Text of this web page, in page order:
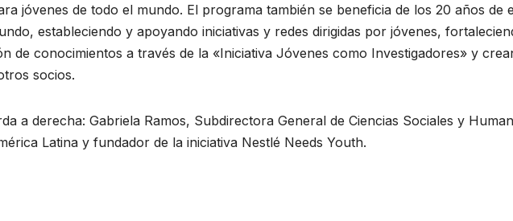
jóvenes de todo el mundo. El programa también se beneficia de los 20 años de
estableciendo y apoyando iniciativas y redes dirigidas por jóvenes,
de conocimientos a través de la «Iniciativa Jóvenes como Investigadores» y
socios.
a derecha: Gabriela Ramos, Subdirectora General de Ciencias Sociales y
Latina y fundador de la iniciativa Nestlé Needs Youth.